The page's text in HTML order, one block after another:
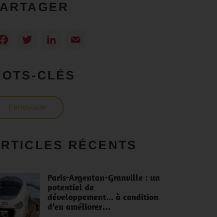
Facebook
TwitterLinkedIn
CLÉS
Ferroviaire
RÉCENTS
Paris-Argentan-Granville : un
potentiel de
développement... à condition
d’en améliorer…